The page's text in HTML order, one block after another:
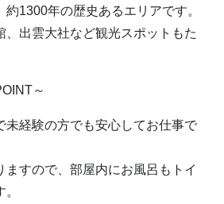
1300年の歴史あるエリアです。
、出雲大社など観光スポットもた
～
未経験の方でも安心してお仕事で
ますので、部屋内にお風呂もトイ